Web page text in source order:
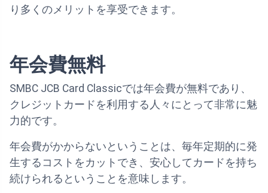
り多くのメリットを享受できます。
年会費無料
SMBC JCB Card Classicでは年会費が無料であり、
クレジットカードを利用する人々にとって非常に魅
力的です。
年会費がかからないということは、毎年定期的に発
生するコストをカットでき、安心してカードを持ち
続けられるということを意味します。